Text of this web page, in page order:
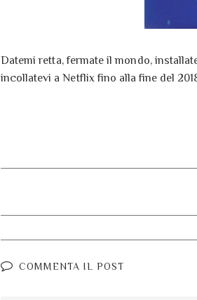
Datemi retta, fermate il mondo,
incollatevi a Netflix fino alla fine del
COMMENTA IL POST